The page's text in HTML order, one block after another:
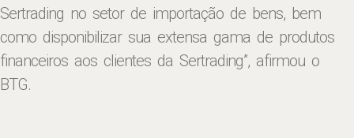
Sertrading no setor de importação de bens, bem
como disponibilizar sua extensa gama de produtos
financeiros aos clientes da Sertrading”, afirmou o
BTG.